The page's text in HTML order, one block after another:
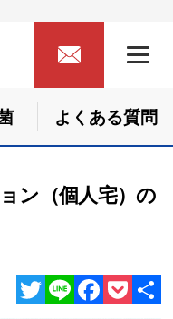
よくある質問
ン（個人宅）の